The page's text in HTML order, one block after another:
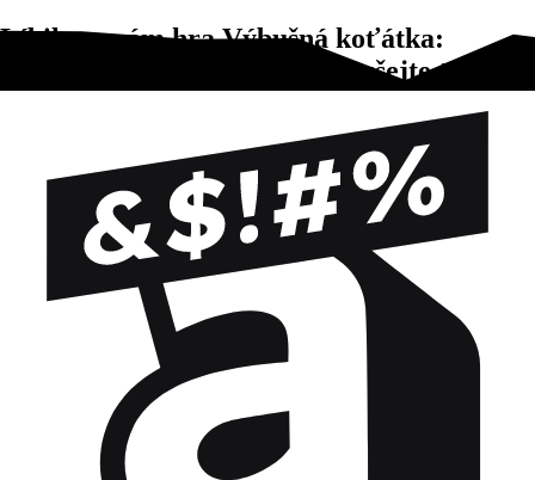
Líbila se vám hra Výbušná koťátka:
Recepty na katastrofu?Vyzkoušejte tyto!